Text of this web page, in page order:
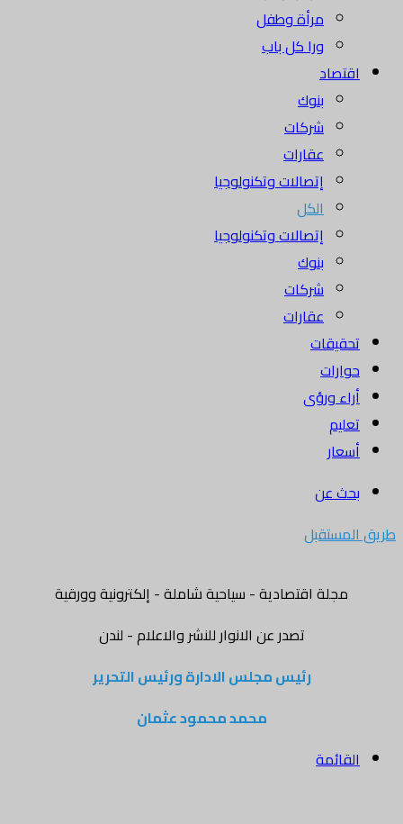
مرأة وطفل
ورا كل باب
اقتصاد
بنوك
شركات
عقارات
إتصالات وتكنولوجيا
الكل
إتصالات وتكنولوجيا
بنوك
شركات
عقارات
تحقيقات
حوارات
أراء ورؤى
تعليم
أسعار
بحث عن
طريق المستقبل
مجلة اقتصادية - سياحية شاملة - إلكترونية وورقية
تصدر عن الانوار للنشر والاعلام - لندن
رئيس مجلس الادارة ورئيس التحرير
محمد محمود عثمان
القائمة